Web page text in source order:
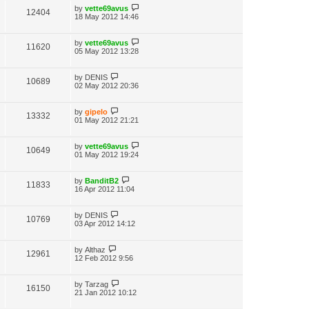
12404 by vette69avus
18 May 2012 14:46
11620 by vette69avus
05 May 2012 13:28
10689 by DENIS
02 May 2012 20:36
13332 by gipelo
01 May 2012 21:21
10649 by vette69avus
01 May 2012 19:24
11833 by BanditB2
16 Apr 2012 11:04
10769 by DENIS
03 Apr 2012 14:12
12961 by Althaz
12 Feb 2012 9:56
16150 by Tarzag
21 Jan 2012 10:12